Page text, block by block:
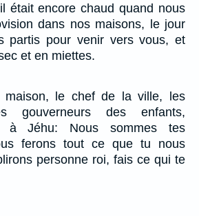
était encore chaud quand nous
dans nos maisons, le jour
partis pour venir vers vous, et
et en miettes.
le chef de la ville, les
gouverneurs des enfants,
à Jéhu: Nous sommes tes
ferons tout ce que tu nous
personne roi, fais ce qui te